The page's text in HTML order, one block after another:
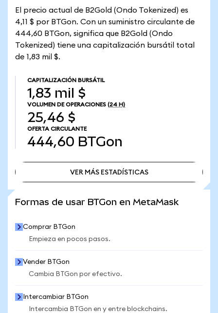
El precio actual de B2Gold (Ondo Tokenized) es
4,11 $ por BTGon. Con un suministro circulante de
444,60 BTGon, significa que B2Gold (Ondo
Tokenized) tiene una capitalización bursátil total
de 1,83 mil $.
CAPITALIZACIÓN BURSÁTIL
1,83 mil $
VOLUMEN DE OPERACIONES (24 H)
25,46 $
OFERTA CIRCULANTE
444,60 BTGon
VER MÁS ESTADÍSTICAS
Formas de usar BTGon en MetaMask
Comprar BTGon
Empieza en pocos pasos.
Vender BTGon
Cambia BTGon por efectivo.
Intercambiar BTGon
Intercambia BTGon en y entre blockchains.